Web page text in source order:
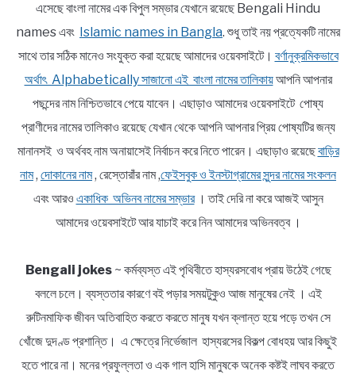
এসেছে বাংলা নামের এক বিপুল সম্ভার যেখানে রয়েছে Bengali Hindu
names এবং Islamic names in Bangla. শুধু তাই নয় প্রত্যেকটি নামের
সাথে তার সঠিক মানেও সংযুক্ত করা হয়েছে আমাদের ওয়েবসাইটে। বর্ণানুক্রমিকভাবে
অর্থাৎ Alphabetically সাজানো এই বাংলা নামের তালিকায়আপনি আপনার
পছন্দের নাম নিশ্চিতভাবে পেয়ে যাবেন। এছাড়াও আমাদের ওয়েবসাইটে পোষ্য
প্রাণীদের নামের তালিকাও রয়েছে যেখান থেকে আপনি আপনার প্রিয় পোষ্যটির জন্য
মানানসই ও অর্থবহ নাম অনায়াসেই নির্বাচন করে নিতে পারেন। এছাড়াও রয়েছেবাড়ির
নাম, দোকানের নাম, রেস্তোরাঁর নাম ,ফেইসবুক ও ইনস্টাগ্রামের সুন্দর নামের সংকলন
এবং আরও একাধিক অভিনব নামের সম্ভার। তাই দেরি না করে আজই আসুন
আমাদের ওয়েবসাইটে আর যাচাই করে নিন আমাদের অভিনবত্ব ।
Bengali jokes~ কর্মব্যস্ত এই পৃথিবীতে হাস্যরসবোধ প্রায় উঠেই গেছে
বললে চলে। ব্যস্ততার কারণে বই পড়ার সময়টুকুও আজ মানুষের নেই । এই
রুটিনমাফিক জীবন অতিবাহিত করতে করতে মানুষ যখন ক্লান্ত হয়ে পড়ে তখন সে
খোঁজে দুদণ্ড প্রশান্তি। এ ক্ষেত্রে নির্ভেজাল হাস্যরসের বিকল্প বোধহয় আর কিছুই
হতে পারে না। মনের প্রফুল্লতা ও এক গাল হাসি মানুষকে অনেক কষ্টই লাঘব করতে